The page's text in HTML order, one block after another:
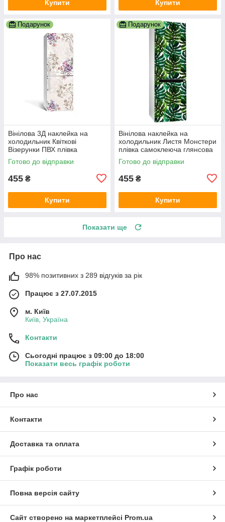
Купити Купити
Подарунок
Вінілова 3Д наклейка на
холодильник Квіткові
Візерунки ПВХ плівка
самоклеюча Абстракція
Бежевий 600х1800 мм
Готово до відправки
455 ₴
Купити
Подарунок
Вінілова наклейка на
холодильник Листя Монстери
плівка самоклеюча глянсова
з ламінацією 600х1800 мм
Готово до відправки
455 ₴
Купити
Показати ще
Про нас
98% позитивних з 289 відгуків за рік
Працює з 27.07.2015
м. Київ
Київ, Україна
Контакти
Сьогодні працює з 09:00 до 18:00
Показати весь графік роботи
Про нас
Контакти
Доставка та оплата
Графік роботи
Повна версія сайту
Сайт створено на маркетплейсі Prom.ua